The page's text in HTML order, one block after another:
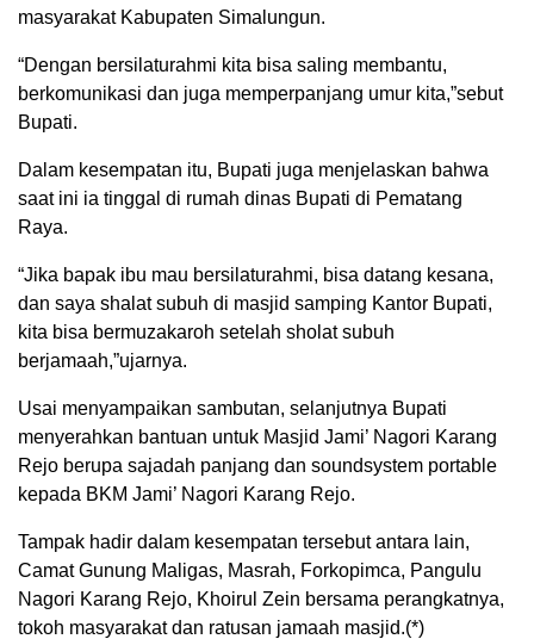
masyarakat Kabupaten Simalungun.
“Dengan bersilaturahmi kita bisa saling membantu,
berkomunikasi dan juga memperpanjang umur kita,”sebut
Bupati.
Dalam kesempatan itu, Bupati juga menjelaskan bahwa
saat ini ia tinggal di rumah dinas Bupati di Pematang
Raya.
“Jika bapak ibu mau bersilaturahmi, bisa datang kesana,
dan saya shalat subuh di masjid samping Kantor Bupati,
kita bisa bermuzakaroh setelah sholat subuh
berjamaah,”ujarnya.
Usai menyampaikan sambutan, selanjutnya Bupati
menyerahkan bantuan untuk Masjid Jami’ Nagori Karang
Rejo berupa sajadah panjang dan soundsystem portable
kepada BKM Jami’ Nagori Karang Rejo.
Tampak hadir dalam kesempatan tersebut antara lain,
Camat Gunung Maligas, Masrah, Forkopimca, Pangulu
Nagori Karang Rejo, Khoirul Zein bersama perangkatnya,
tokoh masyarakat dan ratusan jamaah masjid.(*)